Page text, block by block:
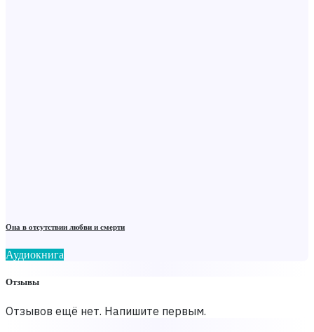
Она в отсутствии любви и смерти
Аудиокнига
Отзывы
Отзывов ещё нет. Напишите первым.